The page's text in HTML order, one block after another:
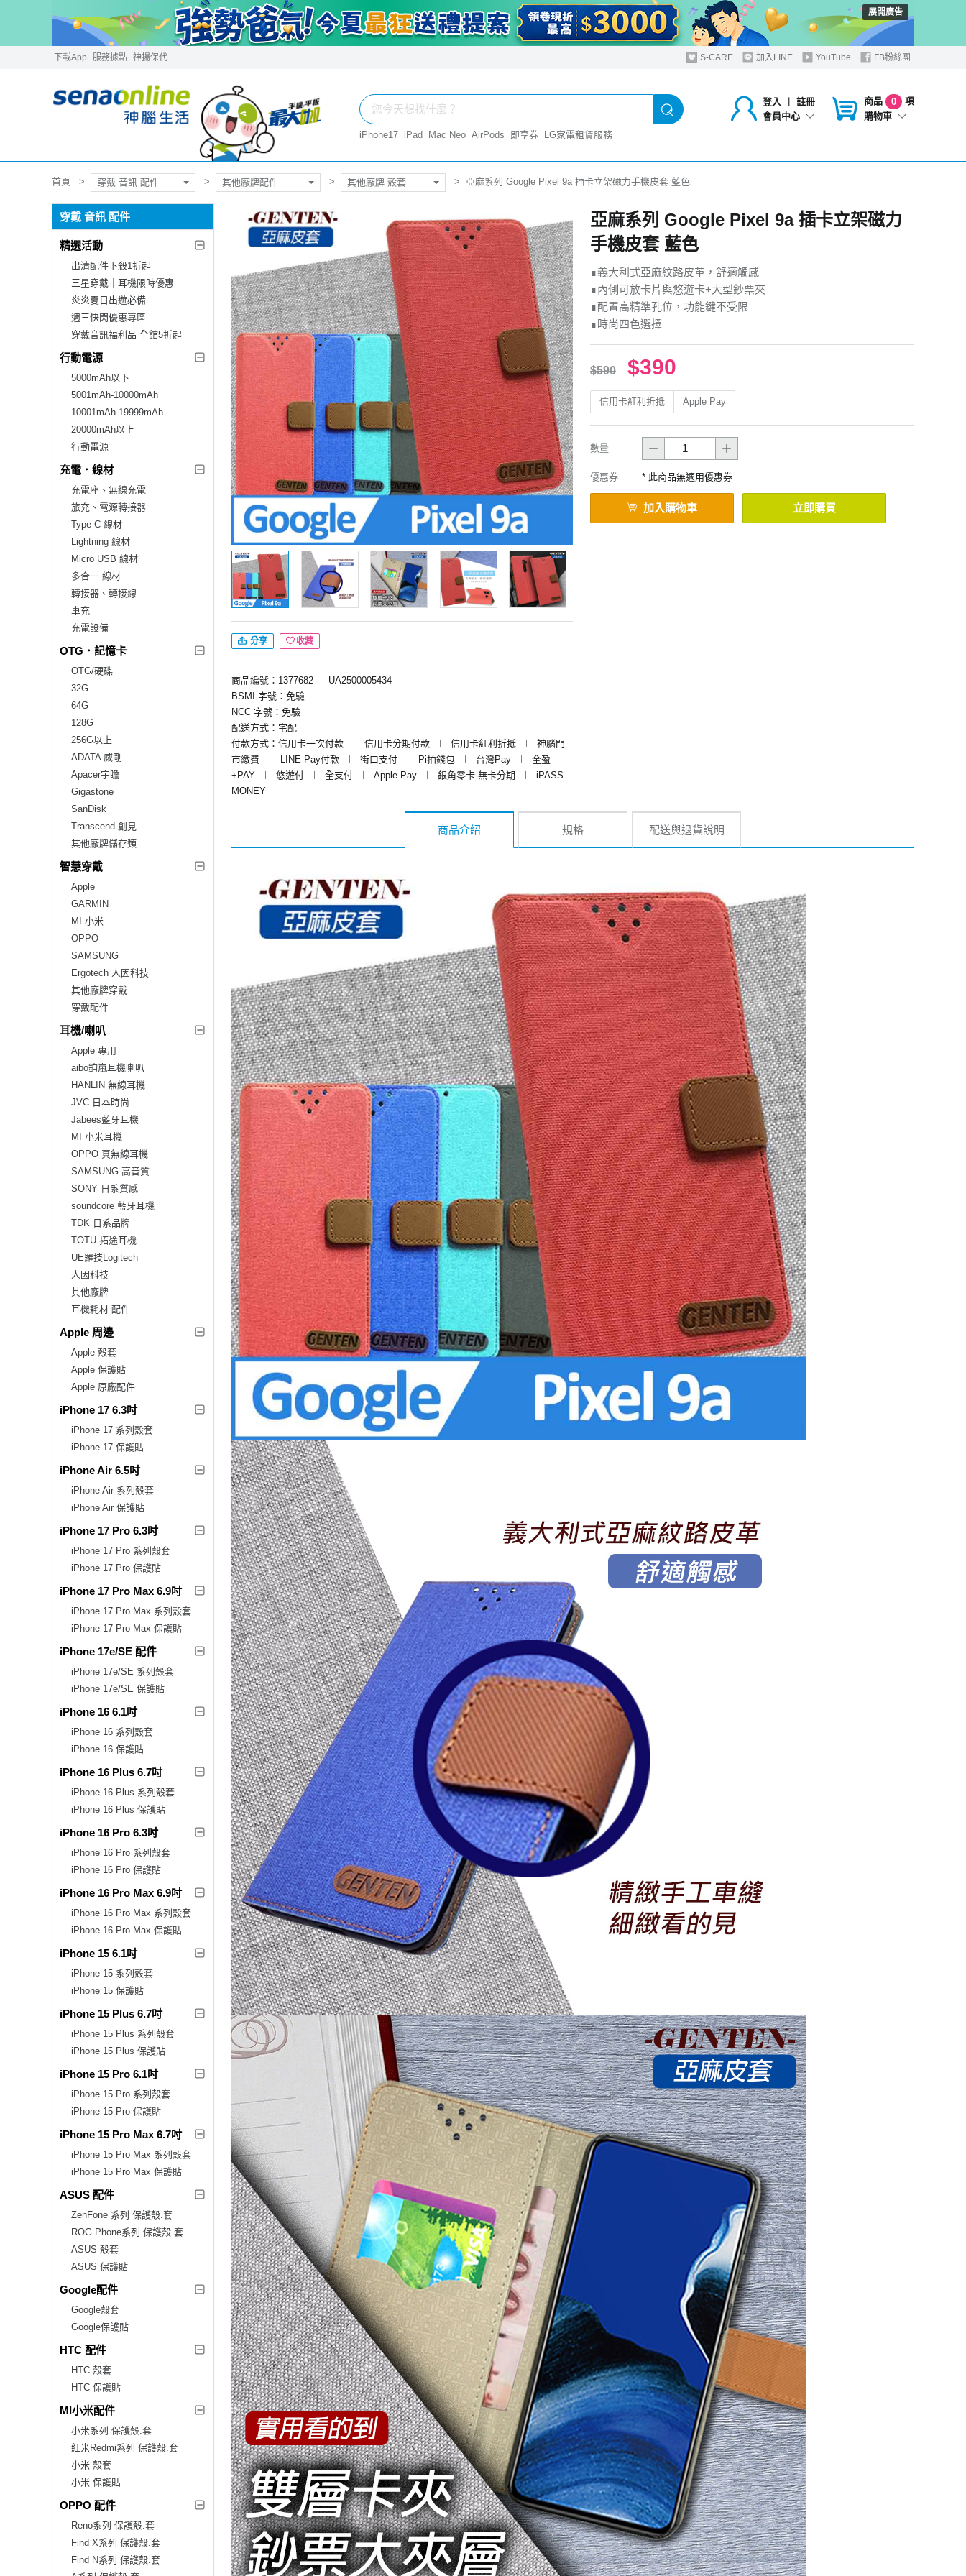
展開廣告
下載App 服務據點 神揚保代 S-CARE 加入LINE YouTube FB粉絲團
登入 ︱
註冊
會員中心
商品 0
項
購物車
iPhone17 iPad Mac Neo AirPods 即享券 LG家電租賃服務
首頁 穿戴 音訊 配件 其他廠牌配件 其他廠牌 殼套 亞麻系列 Google Pixel 9a 插卡立架磁力手機皮套 藍色
穿戴 音訊 配件
精選活動
出清配件下殺1折起
三星穿戴｜耳機限時優惠
炎炎夏日出遊必備
週三快閃優惠專區
穿戴音訊福利品 全館5折起
行動電源
5000mAh以下
5001mAh-10000mAh
10001mAh-19999mAh
20000mAh以上
行動電源
充電．線材
充電座、無線充電
旅充、電源轉接器
Type C 線材
Lightning 線材
Micro USB 線材
多合一 線材
轉接器、轉接線
車充
充電設備
OTG．記憶卡
OTG/硬碟
32G
64G
128G
256G以上
ADATA 威剛
Apacer宇瞻
Gigastone
SanDisk
Transcend 創見
其他廠牌儲存類
智慧穿戴
Apple
GARMIN
MI 小米
OPPO
SAMSUNG
Ergotech 人因科技
其他廠牌穿戴
穿戴配件
耳機/喇叭
Apple 專用
aibo鈞嵐耳機喇叭
HANLIN 無線耳機
JVC 日本時尚
Jabees藍牙耳機
MI 小米耳機
OPPO 真無線耳機
SAMSUNG 高音質
SONY 日系質感
soundcore 藍牙耳機
TDK 日系品牌
TOTU 拓途耳機
UE羅技Logitech
人因科技
其他廠牌
耳機耗材.配件
Apple 周邊
Apple 殼套
Apple 保護貼
Apple 原廠配件
iPhone 17 6.3吋
iPhone 17 系列殼套
iPhone 17 保護貼
iPhone Air 6.5吋
iPhone Air 系列殼套
iPhone Air 保護貼
iPhone 17 Pro 6.3吋
iPhone 17 Pro 系列殼套
iPhone 17 Pro 保護貼
iPhone 17 Pro Max 6.9吋
iPhone 17 Pro Max 系列殼套
iPhone 17 Pro Max 保護貼
iPhone 17e/SE 配件
iPhone 17e/SE 系列殼套
iPhone 17e/SE 保護貼
iPhone 16 6.1吋
iPhone 16 系列殼套
iPhone 16 保護貼
iPhone 16 Plus 6.7吋
iPhone 16 Plus 系列殼套
iPhone 16 Plus 保護貼
iPhone 16 Pro 6.3吋
iPhone 16 Pro 系列殼套
iPhone 16 Pro 保護貼
iPhone 16 Pro Max 6.9吋
iPhone 16 Pro Max 系列殼套
iPhone 16 Pro Max 保護貼
iPhone 15 6.1吋
iPhone 15 系列殼套
iPhone 15 保護貼
iPhone 15 Plus 6.7吋
iPhone 15 Plus 系列殼套
iPhone 15 Plus 保護貼
iPhone 15 Pro 6.1吋
iPhone 15 Pro 系列殼套
iPhone 15 Pro 保護貼
iPhone 15 Pro Max 6.7吋
iPhone 15 Pro Max 系列殼套
iPhone 15 Pro Max 保護貼
ASUS 配件
ZenFone 系列 保護殼.套
ROG Phone系列 保護殼.套
ASUS 殼套
ASUS 保護貼
Google配件
Google殼套
Google保護貼
HTC 配件
HTC 殼套
HTC 保護貼
MI小米配件
小米系列 保護殼.套
紅米Redmi系列 保護殼.套
小米 殼套
小米 保護貼
OPPO 配件
Reno系列 保護殼.套
Find X系列 保護殼.套
Find N系列 保護殼.套
分享 收藏
商品編號：1377682 ︱
UA2500005434
BSMI 字號：免驗
NCC 字號：免驗
配送方式：宅配
付款方式：信用卡一次付款
︱ 信用卡分期付款 ︱ 信用卡紅利折抵 ︱
神腦門
市繳費
︱ LINE Pay付款 ︱ 街口支付 ︱ Pi拍錢包 ︱ 台灣Pay ︱
全盈
+PAY
︱ 悠遊付 ︱ 全支付 ︱ Apple Pay ︱ 銀角零卡-無卡分期 ︱
iPASS
MONEY
亞麻系列 Google Pixel 9a 插卡立架磁力
手機皮套 藍色
∎義大利式亞麻紋路皮革，舒適觸感
∎內側可放卡片與悠遊卡+大型鈔票夾
∎配置高精準孔位，功能鍵不受限
∎時尚四色選擇
$590 $390
信用卡紅利折抵 Apple Pay
數量
優惠券 * 此商品無適用優惠券
加入購物車 立即購買
商品介紹 規格 配送與退貨說明